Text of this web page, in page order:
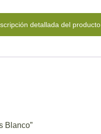
detallada del producto
Blanco”